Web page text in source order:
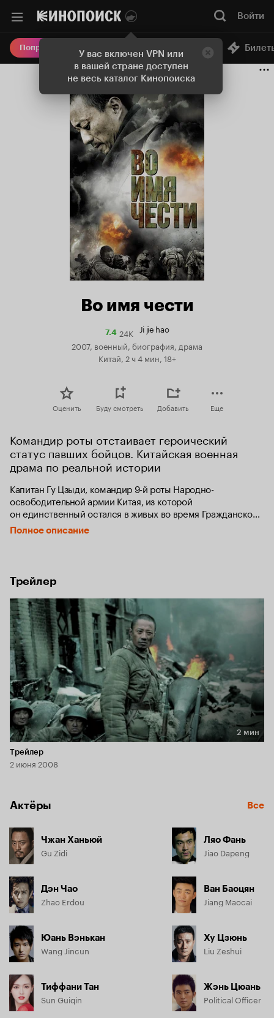
У вас включен VPN или
в вашей стране доступен
не весь каталог Кинопоиска
Войти
Попробовать Плюс Онлайн-кинотеатр
Во имя чести
7.4Рейтинг
Кинопоиска
7.4
24K
Ji jie hao
2007, военный, биография, драма
Китай, 2 ч 4 мин, 18+
Оценить Буду смотреть Добавить Еще
Командир роты отстаивает героический
статус павших бойцов. Китайская военная
драма по реальной истории
Капитан Гу Цзыди, командир 9-й роты Народно-
освободительной армии Китая, из которой
он единственный остался в живых во время Гражданской
войны, до конца жизни пытался исправить ошибки
бюрократов, которые объявили его героическую роту
Полное описание
Трейлер
Длительность 2 мин
2 мин
Трейлер
2 июня 2008
Актёры Все
Чжан Ханьюй
Gu Zidi
Дэн Чао
Zhao Erdou
Юань Вэнькан
Wang Jincun
Тиффани Тан
Sun Guiqin
Ляо Фань
Jiao Dapeng
Ван Баоцян
Jiang Maocai
Ху Цзюнь
Liu Zeshui
Жэнь Цюань
Political Officer